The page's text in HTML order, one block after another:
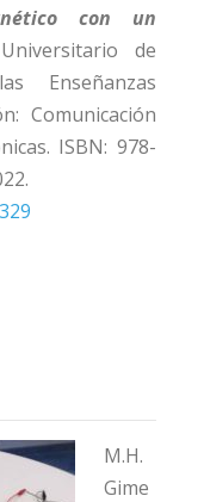
con un
de
Enseñanzas
Comunicación
ISBN: 978-
M.H.
Gime